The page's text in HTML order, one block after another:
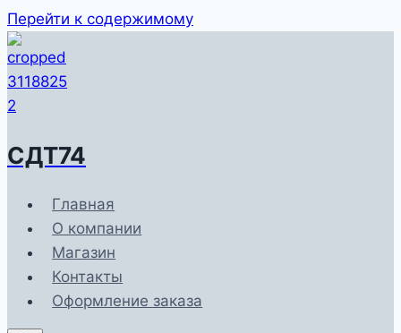
Перейти к содержимому
СДТ74
Главная
О компании
Магазин
Контакты
Оформление заказа